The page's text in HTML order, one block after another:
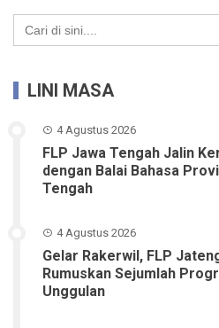
Search
for:
LINI MASA
4 Agustus 2026
FLP Jawa Tengah Jalin
dengan Balai Bahasa
Tengah
4 Agustus 2026
Gelar Rakerwil, FLP
Rumuskan Sejumlah
Unggulan